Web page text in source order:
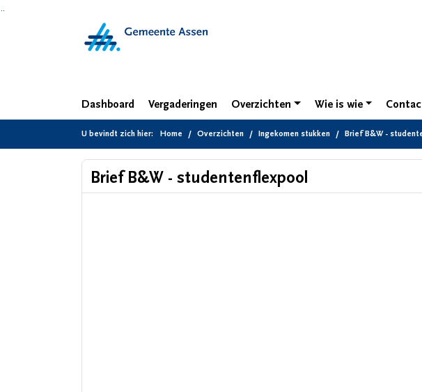
Dashboard Vergaderingen Overzichten Wie is wie
U bevindt zich hier: Home Overzichten Ingekomen stukken Brief B&W -
Brief B&W - studentenflexpool